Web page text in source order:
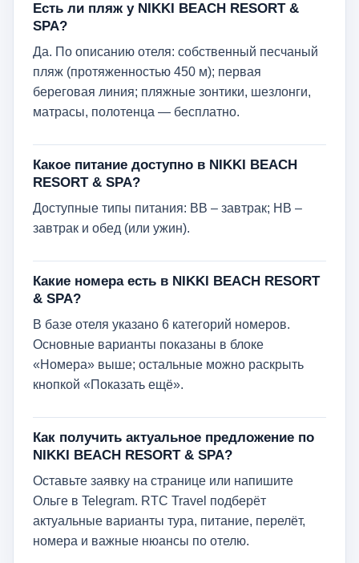
Есть ли пляж у NIKKI BEACH RESORT &
SPA?
Да. По описанию отеля: собственный песчаный
пляж (протяженностью 450 м); первая
береговая линия; пляжные зонтики, шезлонги,
матрасы, полотенца — бесплатно.
Какое питание доступно в NIKKI BEACH
RESORT & SPA?
Доступные типы питания: BB – завтрак; HB –
завтрак и обед (или ужин).
Какие номера есть в NIKKI BEACH RESORT
& SPA?
В базе отеля указано 6 категорий номеров.
Основные варианты показаны в блоке
«Номера» выше; остальные можно раскрыть
кнопкой «Показать ещё».
Как получить актуальное предложение по
NIKKI BEACH RESORT & SPA?
Оставьте заявку на странице или напишите
Ольге в Telegram. RTC Travel подберёт
актуальные варианты тура, питание, перелёт,
номера и важные нюансы по отелю.